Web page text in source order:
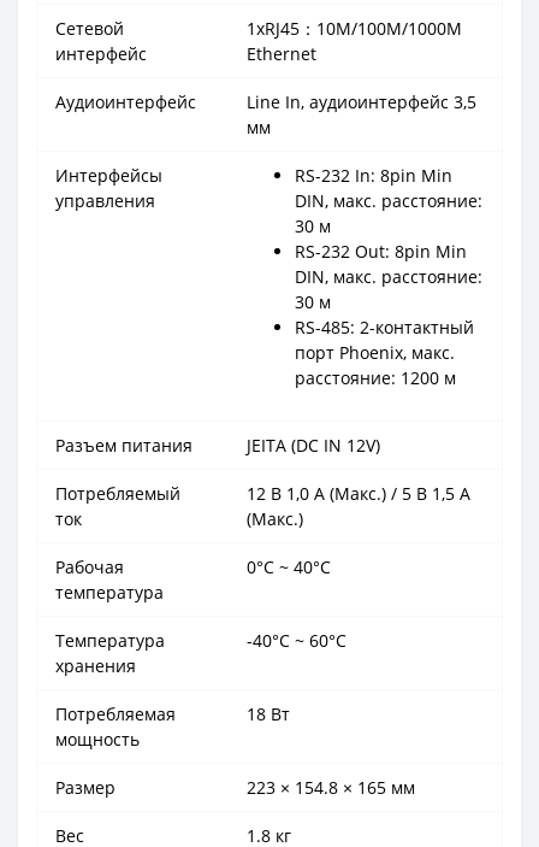
Сетевой
интерфейс
1xRJ45：10M/100M/1000M
Ethernet
Аудиоинтерфейс
Line In, аудиоинтерфейс 3,5
мм
Интерфейсы
управления
RS-232 In: 8pin Min
DIN, макс. расстояние:
30 м
RS-232 Out: 8pin Min
DIN, макс. расстояние:
30 м
RS-485: 2-контактный
порт Phoenix, макс.
расстояние: 1200 м
Разъем питания JEITA (DC IN 12V)
Потребляемый
ток
12 В 1,0 А (Макс.) / 5 В 1,5 А
(Макс.)
Рабочая
температура
0°C ~ 40°C
Температура
хранения
-40°C ~ 60°C
Потребляемая
мощность
18 Вт
Размер 223 × 154.8 × 165 мм
Вес 1.8 кг